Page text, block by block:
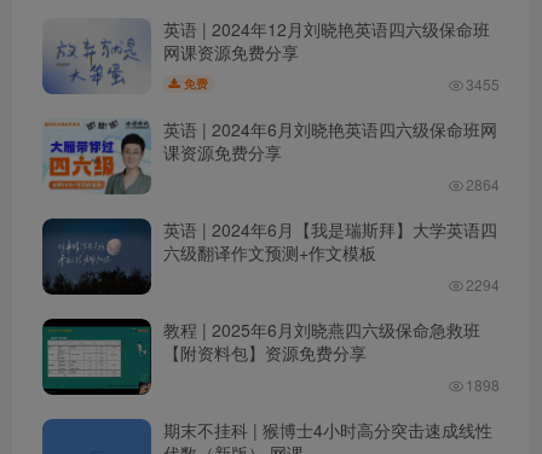
英语 | 2024年12月刘晓艳英语四六级保命班
网课资源免费分享
免费 3455
英语 | 2024年6月刘晓艳英语四六级保命班网
课资源免费分享
2864
英语 | 2024年6月【我是瑞斯拜】大学英语四
六级翻译作文预测+作文模板
2294
教程 | 2025年6月刘晓燕四六级保命急救班
【附资料包】资源免费分享
1898
期末不挂科 | 猴博士4小时高分突击速成线性